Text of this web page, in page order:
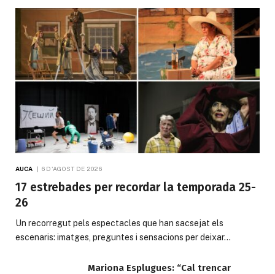
AUCA 6 D'AGOST DE 2026
17 estrebades per recordar la temporada 25-
26
Un recorregut pels espectacles que han sacsejat els
escenaris: imatges, preguntes i sensacions per deixar…
Mariona Esplugues: “Cal trencar